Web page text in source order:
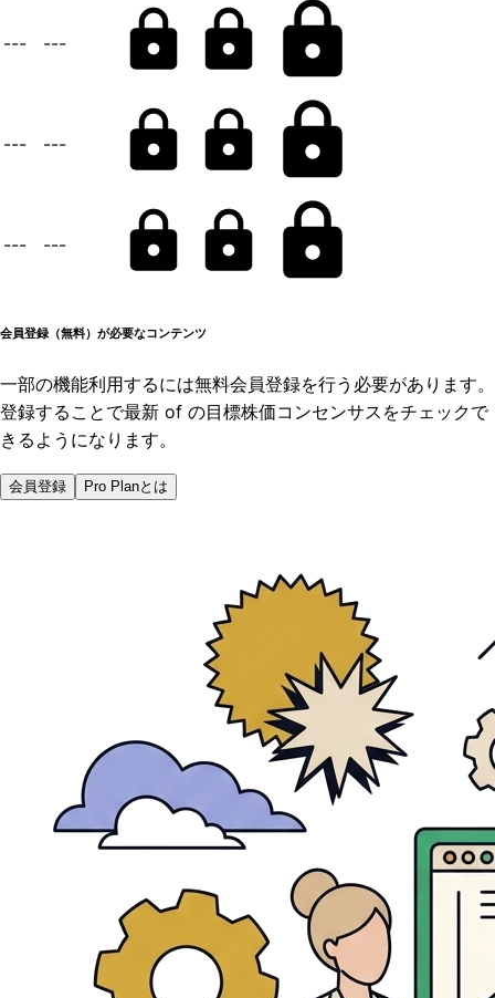
--- ---
--- ---
--- ---
会員登録（無料）が必要なコンテンツ
一部の機能利用するには無料会員登録を行う必要があります。
登録することで最新 of の目標株価コンセンサスをチェックで
きるようになります。
会員登録 Pro Planとは